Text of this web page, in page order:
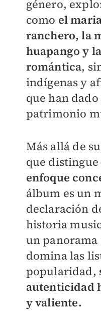
género,
como el
ranchero, la
huapango y
romántica,
indígenas y
que han
patrimonio
Más allá de
que distingue
enfoque
álbum es un
declaración
historia
un
domina las
popularidad,
autenticidad
y valiente.